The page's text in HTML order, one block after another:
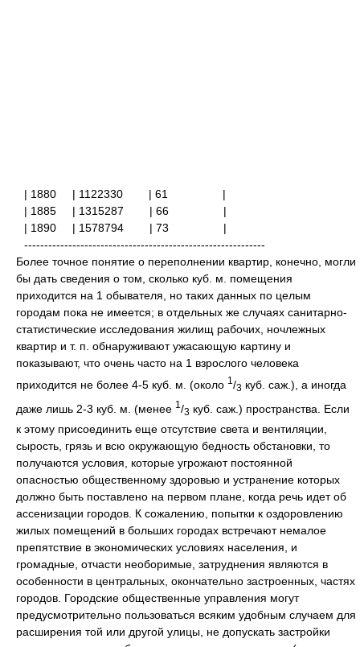
| 1880 | 1122330
| 61 |
| 1885
| 1315287
| 66 |
| 1890
| 1578794
| 73 |
------------------------------------------------------------
Более точное понятие о переполнении квартир, конечно, могли
бы дать сведения о том, сколько куб. м. помещения
приходится на 1 обывателя, но таких данных по целым
городам пока не имеется; в отдельных же случаях санитарно-
статистические исследования жилищ рабочих, ночлежных
квартир и т. п. обнаруживают ужасающую картину и
показывают, что очень часто на 1 взрослого человека
приходится не более 4-5 куб. м. (около 1 /3 куб. саж.), а иногда
даже лишь 2-3 куб. м. (менее 1 /3 куб. саж.) пространства. Если
к этому присоединить еще отсутствие света и вентиляции,
сырость, грязь и всю окружающую бедность обстановки, то
получаются условия, которые угрожают постоянной
опасностью общественному здоровью и устранение которых
должно быть поставлено на первом плане, когда речь идет об
ассенизации городов. К сожалению, попытки к оздоровлению
жилых помещений в больших городах встречают немалое
препятствие в экономических условиях населения, и
громадные, отчасти необоримые, затруднения являются в
особенности в центральных, окончательно застроенных, частях
городов. Городские общественные управления могут
предусмотрительно пользоваться всяким удобным случаем для
расширения той или другой улицы, не допускать застройки